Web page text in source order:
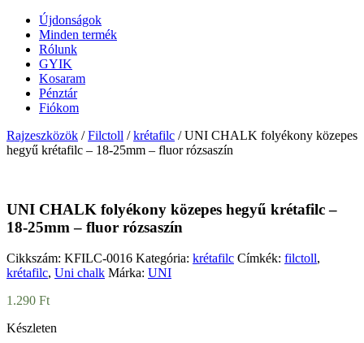
Újdonságok
Minden termék
Rólunk
GYIK
Kosaram
Pénztár
Fiókom
Rajzeszközök /Filctoll /krétafilc / UNI CHALK folyékony közepes
hegyű krétafilc – 18-25mm – fluor rózsaszín
UNI CHALK folyékony közepes hegyű krétafilc –
18-25mm – fluor rózsaszín
Cikkszám: KFILC-0016 Kategória: krétafilc Címkék: filctoll,
krétafilc, Uni chalk Márka: UNI
1.290 Ft
Készleten